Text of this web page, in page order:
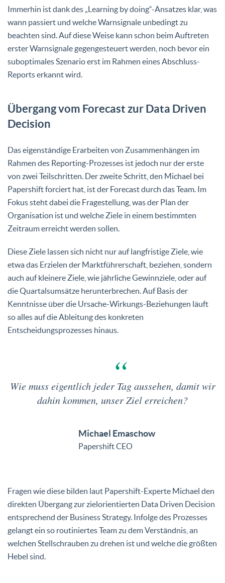
Immerhin ist dank des „Learning by doing“-Ansatzes klar, was
wann passiert und welche Warnsignale unbedingt zu
beachten sind. Auf diese Weise kann schon beim Auftreten
erster Warnsignale gegengesteuert werden, noch bevor ein
suboptimales Szenario erst im Rahmen eines Abschluss-
Reports erkannt wird.
Übergang vom Forecast zur Data Driven
Decision
Das eigenständige Erarbeiten von Zusammenhängen im
Rahmen des Reporting-Prozesses ist jedoch nur der erste
von zwei Teilschritten. Der zweite Schritt, den Michael bei
Papershift forciert hat, ist der Forecast durch das Team. Im
Fokus steht dabei die Fragestellung, was der Plan der
Organisation ist und welche Ziele in einem bestimmten
Zeitraum erreicht werden sollen.
Diese Ziele lassen sich nicht nur auf langfristige Ziele, wie
etwa das Erzielen der Marktführerschaft, beziehen, sondern
auch auf kleinere Ziele, wie jährliche Gewinnziele, oder auf
die Quartalsumsätze herunterbrechen. Auf Basis der
Kenntnisse über die Ursache-Wirkungs-Beziehungen läuft
so alles auf die Ableitung des konkreten
Entscheidungsprozesses hinaus.
Wie muss eigentlich jeder Tag aussehen, damit wir
dahin kommen, unser Ziel erreichen?
Michael Emaschow
Papershift CEO
Fragen wie diese bilden laut Papershift-Experte Michael den
direkten Übergang zur zielorientierten Data Driven Decision
entsprechend der Business Strategy. Infolge des Prozesses
gelangt ein so routiniertes Team zu dem Verständnis, an
welchen Stellschrauben zu drehen ist und welche die größten
Hebel sind.